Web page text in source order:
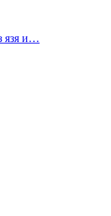
язя и…